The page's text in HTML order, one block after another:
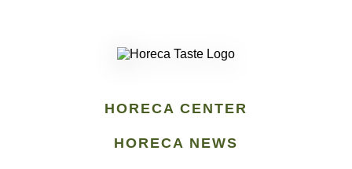
HORECA CENTER
HORECA NEWS